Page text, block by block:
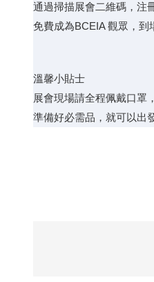
通過掃描展會二維碼，注
免費成為BCEIA 觀眾，
溫馨小貼士
展會現場請全程佩戴口罩
準備好必需品，就可以出